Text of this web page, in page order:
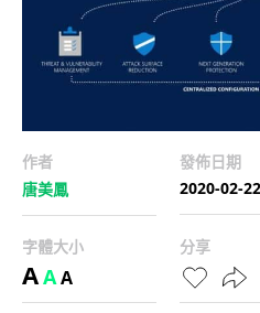
作者
唐美鳳
發佈日期
2020-02-22
字體大小
AAA
分享